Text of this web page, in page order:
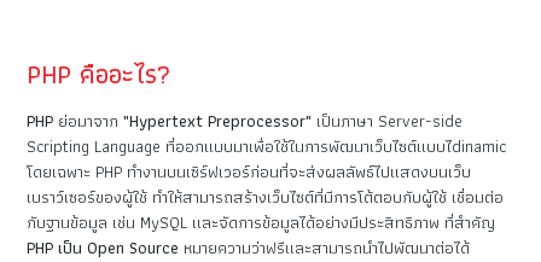
PHP คืออะไร?
PHP ย่อมาจาก"Hypertext Preprocessor" เป็นภาษา Server-side
Scripting Language ที่ออกแบบมาเพื่อใช้ในการพัฒนาเว็บไซต์แบบไdinamic
โดยเฉพาะ PHP ทำงานบนเซิร์ฟเวอร์ก่อนที่จะส่งผลลัพธ์ไปแสดงบนเว็บ
เบราว์เซอร์ของผู้ใช้ ทำให้สามารถสร้างเว็บไซต์ที่มีการโต้ตอบกับผู้ใช้ เชื่อมต่อ
กับฐานข้อมูล เช่น MySQL และจัดการข้อมูลได้อย่างมีประสิทธิภาพ ที่สำคัญ
PHP เป็น Open Source หมายความว่าฟรีและสามารถนำไปพัฒนาต่อได้